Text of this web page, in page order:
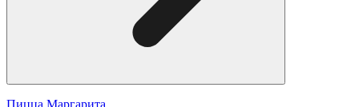
Пицца Маргарита